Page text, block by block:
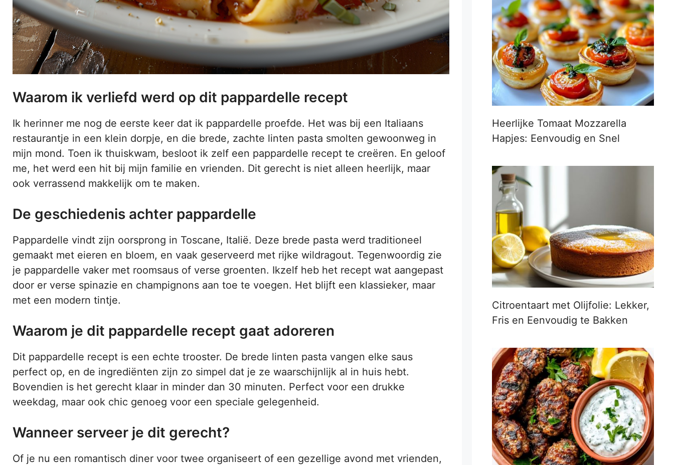
Waarom ik verliefd werd op dit pappardelle recept
Ik herinner me nog de eerste keer dat ik pappardelle proefde. Het was bij een Italiaans
restaurantje in een klein dorpje, en die brede, zachte linten pasta smolten gewoonweg in
mijn mond. Toen ik thuiskwam, besloot ik zelf een pappardelle recept te creëren. En geloof
me, het werd een hit bij mijn familie en vrienden. Dit gerecht is niet alleen heerlijk, maar
ook verrassend makkelijk om te maken.
De geschiedenis achter pappardelle
Pappardelle vindt zijn oorsprong in Toscane, Italië. Deze brede pasta werd traditioneel
gemaakt met eieren en bloem, en vaak geserveerd met rijke wildragout. Tegenwoordig zie
je pappardelle vaker met roomsaus of verse groenten. Ikzelf heb het recept wat aangepast
door er verse spinazie en champignons aan toe te voegen. Het blijft een klassieker, maar
met een modern tintje.
Waarom je dit pappardelle recept gaat adoreren
Dit pappardelle recept is een echte trooster. De brede linten pasta vangen elke saus
perfect op, en de ingrediënten zijn zo simpel dat je ze waarschijnlijk al in huis hebt.
Bovendien is het gerecht klaar in minder dan 30 minuten. Perfect voor een drukke
weekdag, maar ook chic genoeg voor een speciale gelegenheid.
Wanneer serveer je dit gerecht?
Of je nu een romantisch diner voor twee organiseert of een gezellige avond met vrienden,
Heerlijke Tomaat Mozzarella
Hapjes: Eenvoudig en Snel
Citroentaart met Olijfolie: Lekker,
Fris en Eenvoudig te Bakken